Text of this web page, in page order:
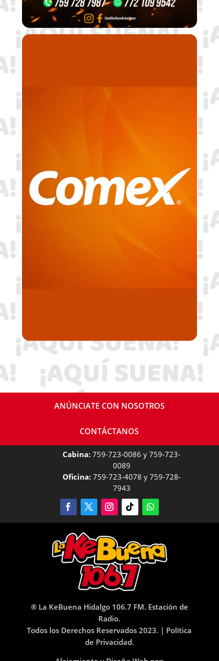
ANÚNCIATE CON NOSOTROS
CONTÁCTANOS
Cabina: 759-723-0086 y 759-723-
0089
Oficina:759-723-4078 y 759-728-
7943
® La KeBuena Hidalgo 106.7 FM. Estación de
Radio.
Todos los Derechos Reservados 2023. | Política
de Privacidad.